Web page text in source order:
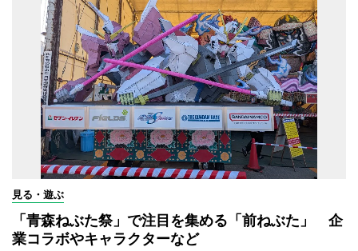
見る・遊ぶ
「青森ねぶた祭」で注目を集める「前ねぶた」 企
業コラボやキャラクターなど